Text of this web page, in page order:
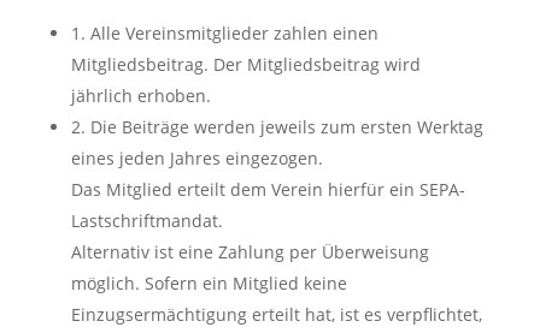
1. Alle Vereinsmitglieder zahlen einen
Mitgliedsbeitrag. Der Mitgliedsbeitrag wird
jährlich erhoben.
2. Die Beiträge werden jeweils zum ersten Werktag
eines jeden Jahres eingezogen.
Das Mitglied erteilt dem Verein hierfür ein SEPA‐
Lastschriftmandat.
Alternativ ist eine Zahlung per Überweisung
möglich. Sofern ein Mitglied keine
Einzugsermächtigung erteilt hat, ist es verpflichtet,